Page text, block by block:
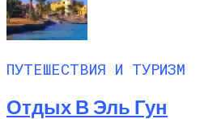
ПУТЕШЕСТВИЯ И ТУРИЗМ
Отдых В Эль Гун